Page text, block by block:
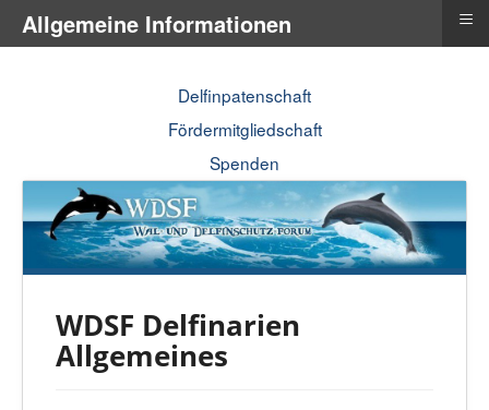
Delfinpatenschaft
Fördermitgliedschaft
Spenden
WDSF Delfinarien
Allgemeines
Allgemeine Informationen ≡